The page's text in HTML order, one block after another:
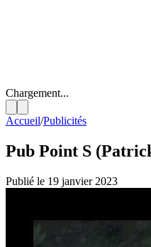
Chargement...
Accueil/Publicités
Pub Point S
Publié le 19 janvier 2023